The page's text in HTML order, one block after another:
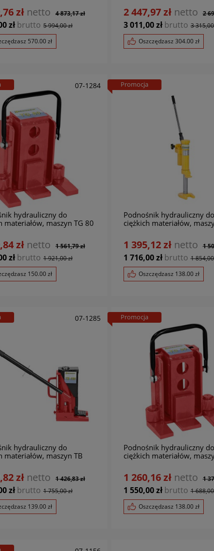
ramię gwintujące TM
BERNARDO
złnetto 6 547,15 zł
Podstawa 900 x 600 mm
gwinciarek serii TM
3 420,33 złnetto 3
zł brutto 5 994,00 zł
570.00zł
zł netto 4 873,17 zł
3 011,00 zł brutto 3 315,00
Oszczędzasz 304.00zł
2 447,97 zł netto 2
07-1284
hydrauliczny do
materiałów, maszyn TG 80
zł brutto 1 921,00 zł
150.00zł
zł netto 1 561,79 zł
Podnośnik hydrauliczny do
ciężkich materiałów,
1 716,00 zł brutto 1 854,00
Oszczędzasz 138.00zł
1 395,12 zł netto 1
Promocja
07-1285
hydrauliczny do
materiałów, maszyn TB
zł brutto 1 755,00 zł
139.00zł
zł netto 1 426,83 zł
Podnośnik hydrauliczny do
ciężkich materiałów,
1 550,00 zł brutto 1 688,00
Oszczędzasz 138.00zł
1 260,16 zł netto 1
Promocja